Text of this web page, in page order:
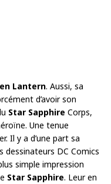
Lantern. Aussi, sa
d’avoir son
Star Sapphire Corps,
Une tenue
Il y a d’une part sa
dessinateurs DC Comics
simple impression
Star Sapphire. Leur en